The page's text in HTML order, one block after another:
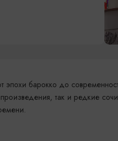
эпохи барокко до
так и редкие